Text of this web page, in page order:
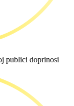
publici doprinosi